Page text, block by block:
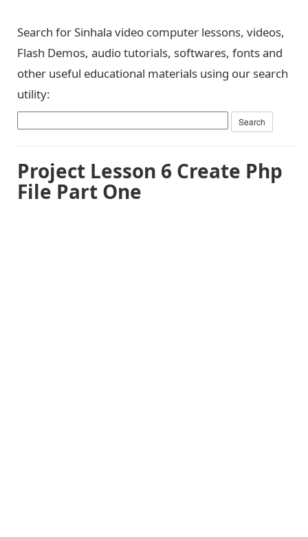
Search for Sinhala video computer lessons, videos,
Flash Demos, audio tutorials, softwares, fonts and
other useful educational materials using our search
utility:
Project Lesson 6 Create Php
File Part One